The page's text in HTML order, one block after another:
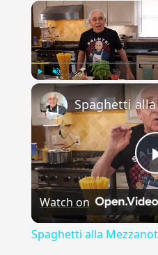
Unmute
Watch on
Spaghetti alla